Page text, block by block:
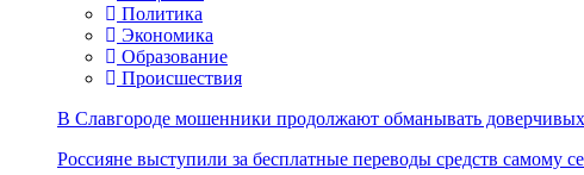
Политика
Экономика
Образование
Происшествия
В Славгороде мошенники продолжают обманывать
Россияне выступили за бесплатные переводы средств самому